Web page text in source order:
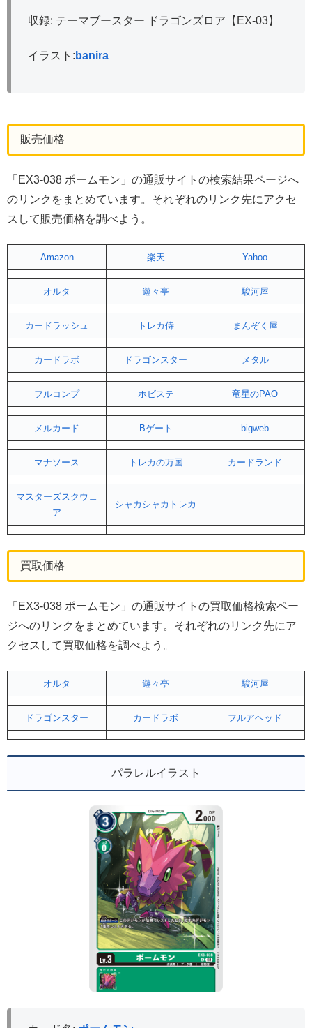
収録: テーマブースター ドラゴンズロア【EX-03】
イラスト: banira
販売価格
「EX3-038 ポームモン」の通販サイトの検索結果ページへ
のリンクをまとめています。それぞれのリンク先にアクセ
スして販売価格を調べよう。
Amazon 楽天 Yahoo
オルタ 遊々亭 駿河屋
カードラッシュ トレカ侍 まんぞく屋
カードラボ ドラゴンスター メタル
フルコンプ ホビステ 竜星のPAO
メルカード Bゲート bigweb
マナソース トレカの万国 カードランド
マスターズスクウェ
ア
シャカシャカトレカ
買取価格
「EX3-038 ポームモン」の通販サイトの買取価格検索ペー
ジへのリンクをまとめています。それぞれのリンク先にア
クセスして買取価格を調べよう。
オルタ 遊々亭 駿河屋
ドラゴンスター カードラボ フルアヘッド
パラレルイラスト